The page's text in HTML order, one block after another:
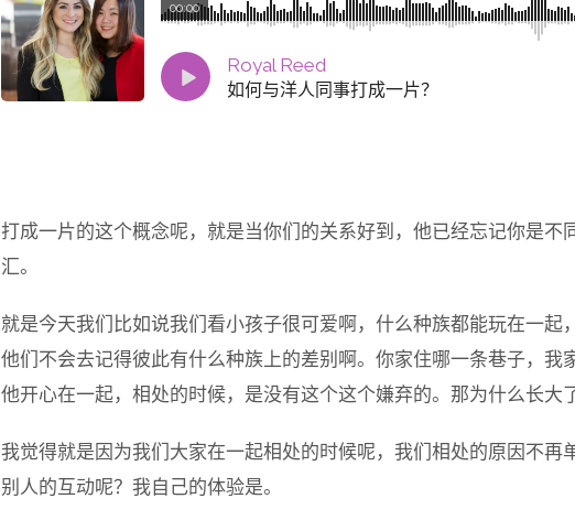
00:00
Royal Reed
如何与洋人同事打成一片？
打成一片的这个概念呢，就是当你们的关系好到，他已经忘记你是不
汇。
就是今天我们比如说我们看小孩子很可爱啊，什么种族都能玩在一起
他们不会去记得彼此有什么种族上的差别啊。你家住哪一条巷子，
他开心在一起，相处的时候，是没有这个这个嫌弃的。那为什么长大
我觉得就是因为我们大家在一起相处的时候呢，我们相处的原因不
别人的互动呢？我自己的体验是。